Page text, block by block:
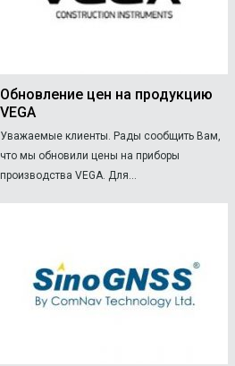
Обновление цен на продукцию
VEGA
Уважаемые клиенты. Рады сообщить Вам,
что мы обновили цены на приборы
производства VEGA. Для...